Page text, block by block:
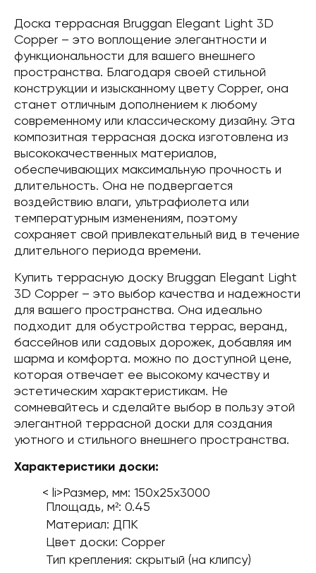
Доска террасная Bruggan Elegant Light 3D
Copper – это воплощение элегантности и
функциональности для вашего внешнего
пространства. Благодаря своей стильной
конструкции и изысканному цвету Copper, она
станет отличным дополнением к любому
современному или классическому дизайну. Эта
композитная террасная доска изготовлена ​​из
высококачественных материалов,
обеспечивающих максимальную прочность и
длительность. Она не подвергается
воздействию влаги, ультрафиолета или
температурным изменениям, поэтому
сохраняет свой привлекательный вид в течение
длительного периода времени.
Купить террасную доску Bruggan Elegant Light
3D Copper – это выбор качества и надежности
для вашего пространства. Она идеально
подходит для обустройства террас, веранд,
бассейнов или садовых дорожек, добавляя им
шарма и комфорта. можно по доступной цене,
которая отвечает ее высокому качеству и
эстетическим характеристикам. Не
сомневайтесь и сделайте выбор в пользу этой
элегантной террасной доски для создания
уютного и стильного внешнего пространства.
Характеристики доски:
< li>Размер, мм: 150х25х3000
Площадь, м²: 0.45
Материал: ДПК
Цвет доски: Copper
Тип крепления: скрытый (на клипсу)